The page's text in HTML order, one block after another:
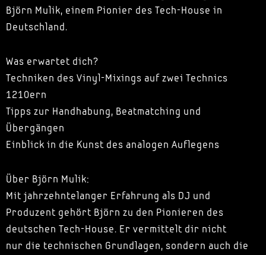
Björn Mulik, einem Pionier des Tech-House in
Deutschland.
Was erwartet dich?
Techniken des Vinyl-Mixings auf zwei Technics
1210ern
Tipps zur Handhabung, Beatmatching und
Übergängen
Einblick in die Kunst des analogen Auflegens
Über Björn Mulik:
Mit jahrzehntelanger Erfahrung als DJ und
Produzent gehört Björn zu den Pionieren des
deutschen Tech-House. Er vermittelt dir nicht
nur die technischen Grundlagen, sondern auch die